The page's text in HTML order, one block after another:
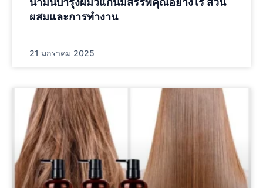
ผสมและการทำงาน
21 มกราคม 2025